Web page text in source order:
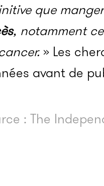
que
, notamment
» Les
avant de
: The